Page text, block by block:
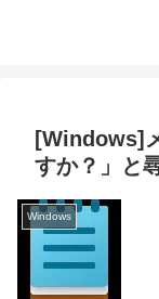
[Windows]
すか？」と
Windows